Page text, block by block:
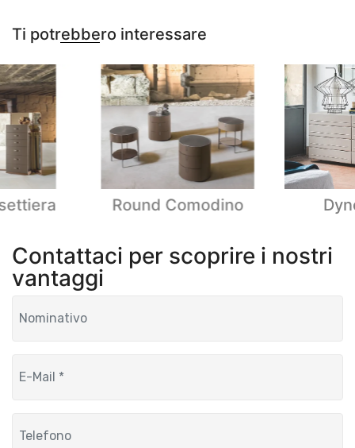
Ti potrebbero interessare
Round Comodino
Contattaci per scoprire i nostri
vantaggi